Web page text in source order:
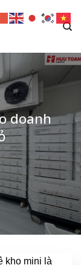
doanh
kho mini là